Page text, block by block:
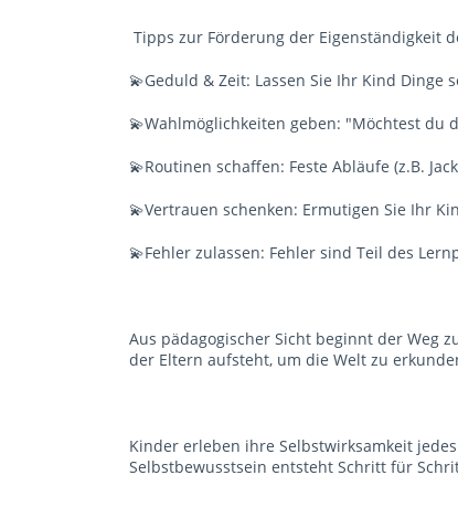
Tipps zur Förderung der Eigenständigkeit
💫Geduld & Zeit: Lassen Sie Ihr Kind
💫Wahlmöglichkeiten geben: "Möchtest du
💫Routinen schaffen: Feste Abläufe (z.B.
💫Vertrauen schenken: Ermutigen Sie Ihr
💫Fehler zulassen: Fehler sind Teil des
Aus pädagogischer Sicht beginnt der Weg
der Eltern aufsteht, um die Welt zu
Kinder erleben ihre Selbstwirksamkeit
Selbstbewusstsein entsteht Schritt für